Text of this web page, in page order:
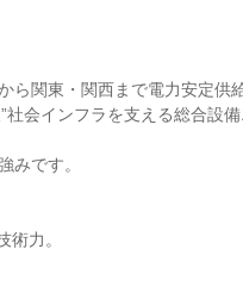
ら関東・関西まで電力安定供
会インフラを支える総合設
みです。
術力。